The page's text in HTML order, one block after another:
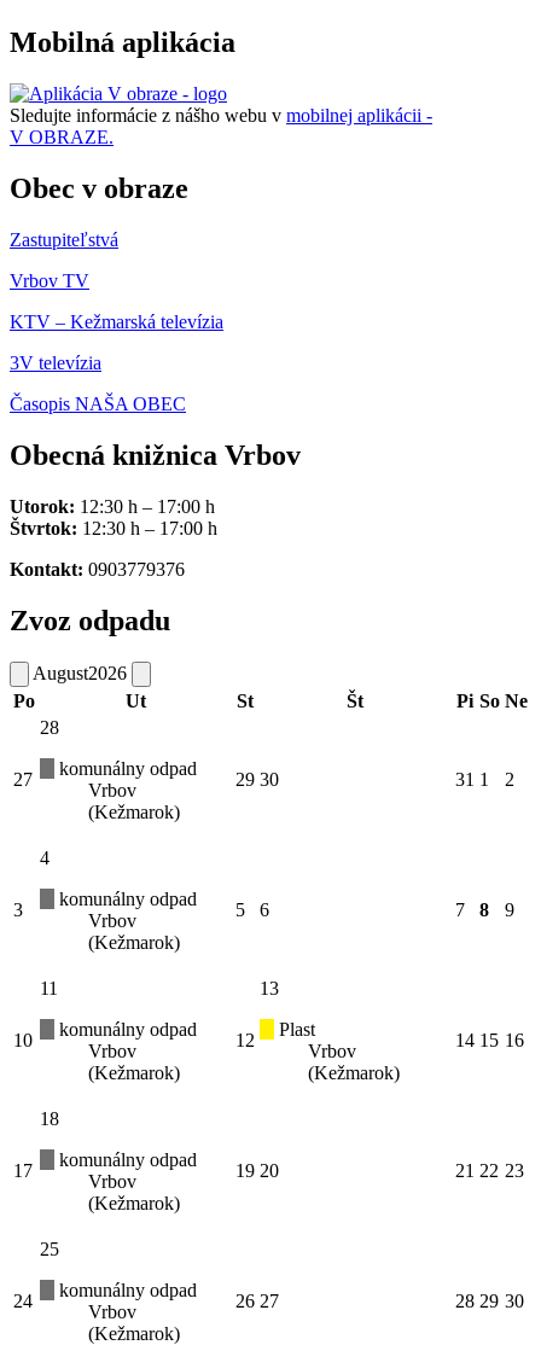
Mobilná aplikácia
Sledujte informácie z nášho webu v mobilnej aplikácii -
V OBRAZE.
Obec v obraze
Zastupiteľstvá
Vrbov TV
KTV – Kežmarská televízia
3V televízia
Časopis NAŠA OBEC
Obecná knižnica Vrbov
Utorok: 12:30 h – 17:00 h
Štvrtok: 12:30 h – 17:00 h
Kontakt: 0903779376
Zvoz odpadu
August2026
Po
Ut St Št Pi So Ne
27
28
komunálny odpad
Vrbov
(Kežmarok)
29 30 31 1 2
3
4
komunálny odpad
Vrbov
(Kežmarok)
5 6 7 8 9
10
11
komunálny odpad
Vrbov
(Kežmarok)
12
13
Plast
Vrbov
(Kežmarok)
14 15 16
17
18
komunálny odpad
Vrbov
(Kežmarok)
19 20 21 22 23
24
25
komunálny odpad
Vrbov
(Kežmarok)
26 27 28 29 30